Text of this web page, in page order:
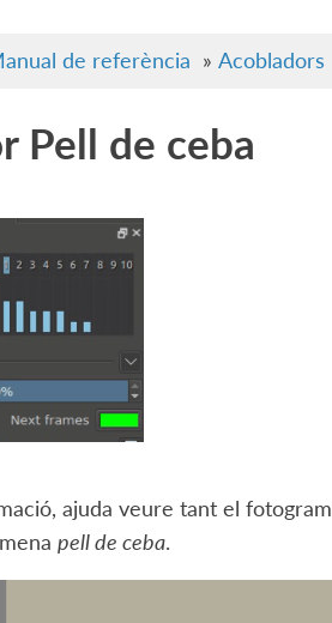
de referència » Acobladors
Pell de ceba
ajuda veure tant el
pell de ceba.